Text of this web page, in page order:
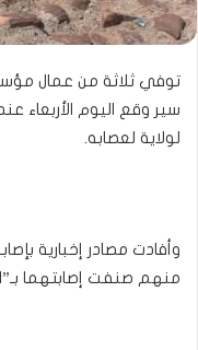
سير وقع اليوم الأربعاء
لولاية لعصابه.
منهم صنفت إصابتهما